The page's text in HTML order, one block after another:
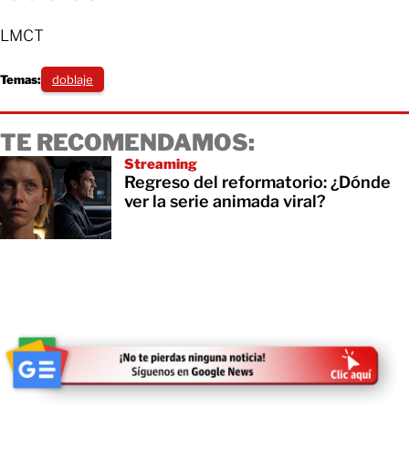
LMCT
Temas: doblaje
TE RECOMENDAMOS:
Streaming
Regreso del reformatorio: ¿Dónde
ver la serie animada viral?